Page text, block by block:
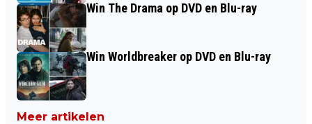
Win The Drama op DVD en Blu-ray
Win Worldbreaker op DVD en Blu-ray
Meer artikelen